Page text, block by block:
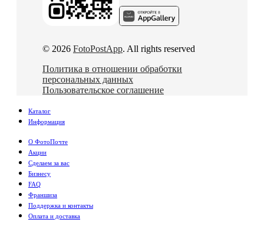
© 2026 FotoPostApp. All rights reserved
Политика в отношении обработки
персональных данных
Пользовательское соглашение
Каталог
Информация
О ФотоПочте
Акции
Сделаем за вас
Бизнесу
FAQ
Франшиза
Поддержка и контакты
Оплата и доставка